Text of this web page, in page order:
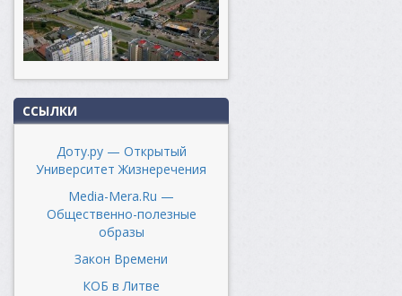
ССЫЛКИ
Доту.ру — Открытый
Университет Жизнеречения
Media-Mera.Ru —
Общественно-полезные
образы
Закон Времени
КОБ в Литве